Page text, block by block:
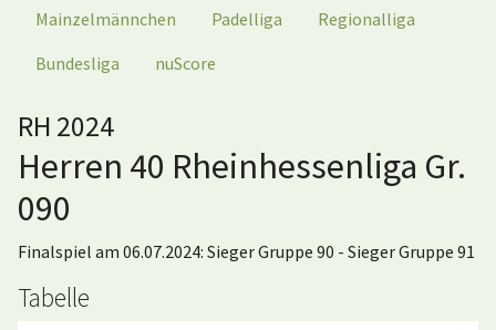
Mainzelmännchen
Padelliga
Regionalliga
Bundesliga
nuScore
RH 2024
Herren 40 Rheinhessenliga Gr.
090
Finalspiel am 06.07.2024: Sieger Gruppe 90 - Sieger Gruppe 91
Tabelle